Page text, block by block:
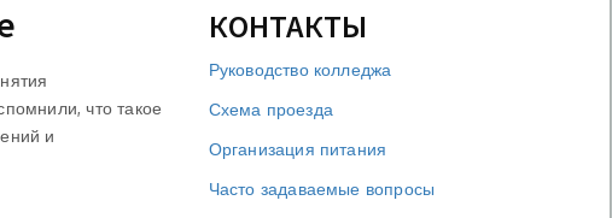
что такое
и
КОНТАКТЫ
Руководство колледжа
Схема проезда
Организация питания
Часто задаваемые вопросы